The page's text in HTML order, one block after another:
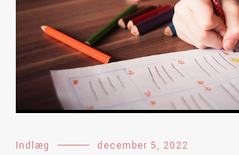
Indlæg december 5, 2022